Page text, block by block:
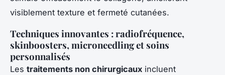
visiblement texture et fermeté cutanées.
Techniques innovantes : radiofréquence,
skinboosters, microneedling et soins
personnalisés
Les traitements non chirurgicaux incluent